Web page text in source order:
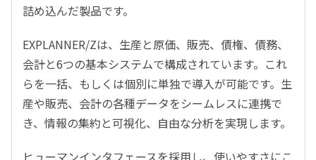
詰め込んだ製品です。
EXPLANNER/Zは、生産と原価、販売、債権、債務、
会計と6つの基本システムで構成されています。これ
らを一括、もしくは個別に単独で導入が可能です。生
産や販売、会計の各種データをシームレスに連携で
き、情報の集約と可視化、自由な分析を実現します。
ヒューマンインタフェースを採用し、使いやすさにこ